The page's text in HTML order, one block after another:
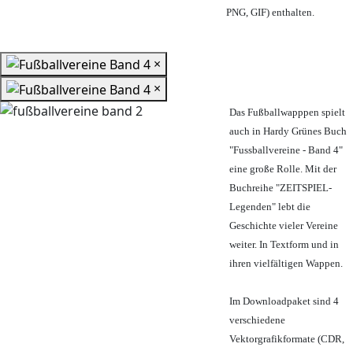
PNG, GIF) enthalten.
×
×
Das Fußballwapppen spielt
auch in Hardy Grünes Buch
"Fussballvereine - Band 4"
eine große Rolle. Mit der
Buchreihe "ZEITSPIEL-
Legenden" lebt die
Geschichte vieler Vereine
weiter. In Textform und in
ihren vielfältigen Wappen.
Im Downloadpaket sind 4
verschiedene
Vektorgrafikformate (CDR,